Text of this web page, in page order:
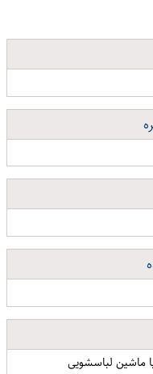
ماشین لباسشویی